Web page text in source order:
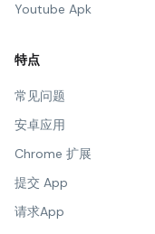
Youtube Apk
特点
常见问题
安卓应用
Chrome 扩展
提交 App
请求App